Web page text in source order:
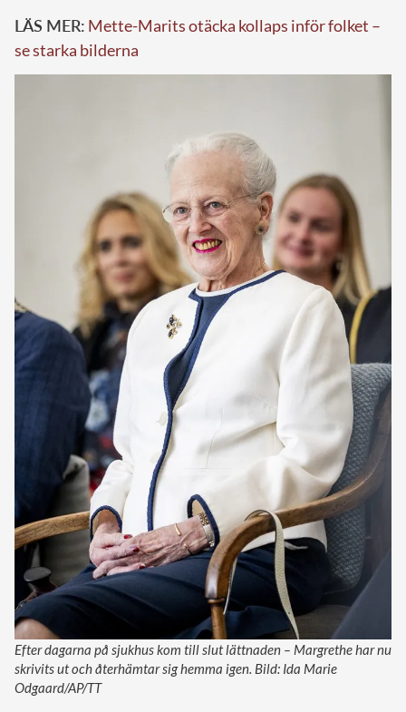
LÄS MER: Mette-Marits otäcka kollaps inför folket –
se starka bilderna
Efter dagarna på sjukhus kom till slut lättnaden – Margrethe har nu
skrivits ut och återhämtar sig hemma igen. Bild: Ida Marie
Odgaard/AP/TT